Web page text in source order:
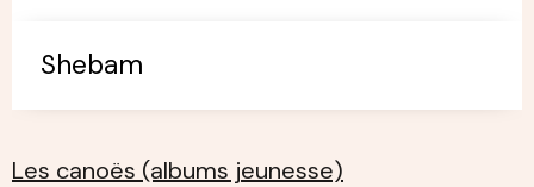
Shebam
Les canoës (albums jeunesse)